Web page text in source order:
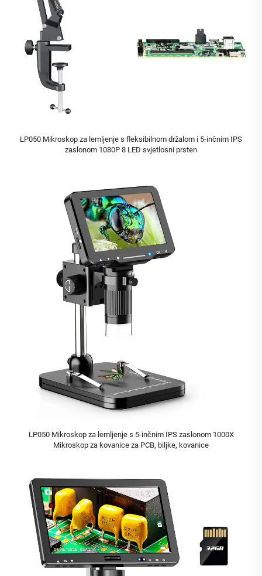
LP050 Mikroskop za lemljenje s fleksibilnom držalom i 5-inčnim IPS
zaslonom 1080P 8 LED svjetlosni prsten
LP050 Mikroskop za lemljenje s 5-inčnim IPS zaslonom 1000X
Mikroskop za kovanice za PCB, biljke, kovanice